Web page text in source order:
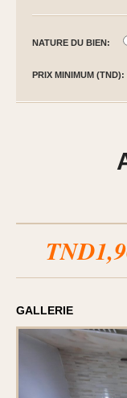
NATURE DU BIEN:
PRIX MINIMUM (TND):
GALLERIE